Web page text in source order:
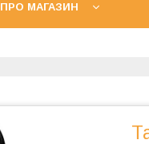
ПРО МАГАЗИН